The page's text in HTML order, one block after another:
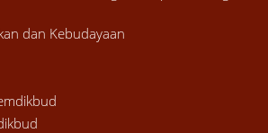
dan Kebudayaan